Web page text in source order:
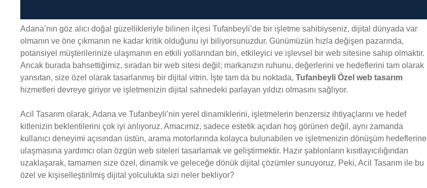
Adana’nın göz alıcı doğal güzellikleriyle bilinen ilçesi Tufanbeyli’de bir işletme sahibiyseniz, dijital dünyada var
olmanın ve öne çıkmanın ne kadar kritik olduğunu iyi biliyorsunuzdur. Günümüzün hızla değişen pazarında,
potansiyel müşterilerinize ulaşmanın en etkili yollarından biri, etkileyici ve işlevsel bir web sitesine sahip olmaktır.
Ancak burada bahsettiğimiz, sıradan bir web sitesi değil; markanızın ruhunu, değerlerini ve hedeflerini tam olarak
yansıtan, size özel olarak tasarlanmış bir dijital vitrin. İşte tam da bu noktada, Tufanbeyli Özel web tasarım
hizmetleri devreye giriyor ve işletmenizin dijital sahnedeki parlayan yıldızı olmasını sağlıyor.
Acil Tasarım olarak, Adana ve Tufanbeyli’nin yerel dinamiklerini, işletmelerin benzersiz ihtiyaçlarını ve hedef
kitlenizin beklentilerini çok iyi anlıyoruz. Amacımız, sadece estetik açıdan hoş görünen değil, aynı zamanda
kullanıcı deneyimi açısından üstün, arama motorlarında kolayca bulunabilen ve işletmenizin dönüşüm hedeflerine
ulaşmasına yardımcı olan özgün web siteleri tasarlamak ve geliştirmektir. Hazır şablonların kısıtlayıcılığından
uzaklaşarak, tamamen size özel, dinamik ve geleceğe dönük dijital çözümler sunuyoruz. Peki, Acil Tasarım ile bu
özel ve kişiselleştirilmiş dijital yolculukta sizi neler bekliyor?